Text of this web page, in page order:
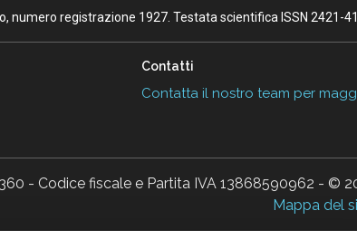
numero registrazione 1927. Testata scientifica ISSN 2421-
Contatti
Contatta il nostro team per
- Codice fiscale e Partita IVA 13868590962 - ©
Mappa del